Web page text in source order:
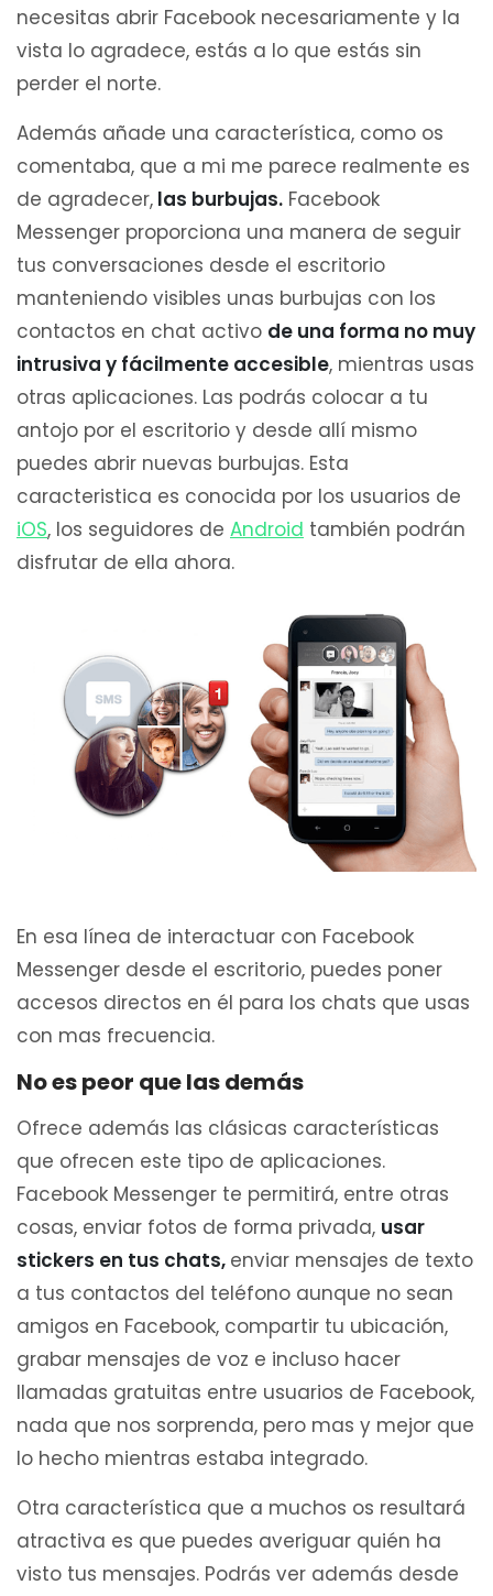
necesitas abrir Facebook necesariamente y la
vista lo agradece, estás a lo que estás sin
perder el norte.
Además añade una característica, como os
comentaba, que a mi me parece realmente es
de agradecer, las burbujas. Facebook
Messenger proporciona una manera de seguir
tus conversaciones desde el escritorio
manteniendo visibles unas burbujas con los
contactos en chat activo de una forma no muy
intrusiva y fácilmente accesible, mientras usas
otras aplicaciones. Las podrás colocar a tu
antojo por el escritorio y desde allí mismo
puedes abrir nuevas burbujas. Esta
caracteristica es conocida por los usuarios de
iOS, los seguidores de Android también podrán
disfrutar de ella ahora.
En esa línea de interactuar con Facebook
Messenger desde el escritorio, puedes poner
accesos directos en él para los chats que usas
con mas frecuencia.
No es peor que las demás
Ofrece además las clásicas características
que ofrecen este tipo de aplicaciones.
Facebook Messenger te permitirá, entre otras
cosas, enviar fotos de forma privada, usar
stickers en tus chats, enviar mensajes de texto
a tus contactos del teléfono aunque no sean
amigos en Facebook, compartir tu ubicación,
grabar mensajes de voz e incluso hacer
llamadas gratuitas entre usuarios de Facebook,
nada que nos sorprenda, pero mas y mejor que
lo hecho mientras estaba integrado.
Otra característica que a muchos os resultará
atractiva es que puedes averiguar quién ha
visto tus mensajes. Podrás ver además desde